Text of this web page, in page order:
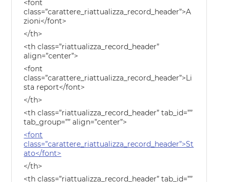
<font
class=”carattere_riattualizza_record_header”>A
zioni</font>
</th>
<th class=”riattualizza_record_header”
align=”center”>
<font
class=”carattere_riattualizza_record_header”>Li
sta report</font>
</th>
<th class=”riattualizza_record_header” tab_id=””
tab_group=”” align=”center”>
<font
class=”carattere_riattualizza_record_header”>St
ato</font>
</th>
<th class=”riattualizza_record_header” tab_id=””